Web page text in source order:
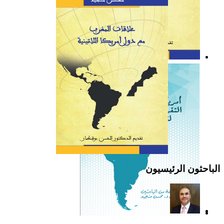
كتاب: علاقات المغرب مع
دول أمريكا اللاتينية
الباحثون الرئيسيون